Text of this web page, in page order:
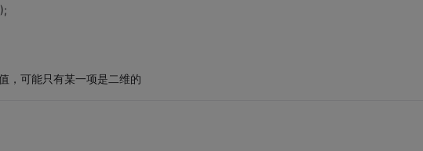
，可能只有某一项是二维的